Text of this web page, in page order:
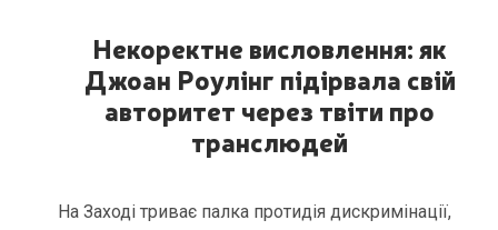
Некоректне висловлення: як
Джоан Роулінг підірвала свій
авторитет через твіти про
транслюдей
На Заході триває палка протидія дискримінації,